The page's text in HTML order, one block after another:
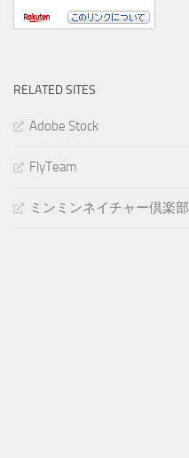
RELATED SITES
Adobe Stock
FlyTeam
ミンミンネイチャー倶楽部